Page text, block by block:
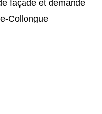
façade et demande
Collongue